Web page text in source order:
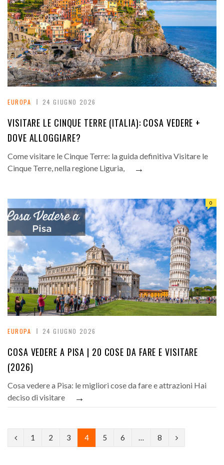
EUROPA 24 GIUGNO 2026
VISITARE LE CINQUE TERRE (ITALIA): COSA VEDERE +
DOVE ALLOGGIARE?
Come visitare le Cinque Terre: la guida definitiva Visitare le
Cinque Terre, nella regione Liguria,
→
EUROPA 24 GIUGNO 2026
0
COSA VEDERE A PISA | 20 COSE DA FARE E VISITARE
(2026)
Cosa vedere a Pisa: le migliori cose da fare e attrazioni Hai
deciso di visitare
→
P
1 2 3 4 5 6 … 8
N